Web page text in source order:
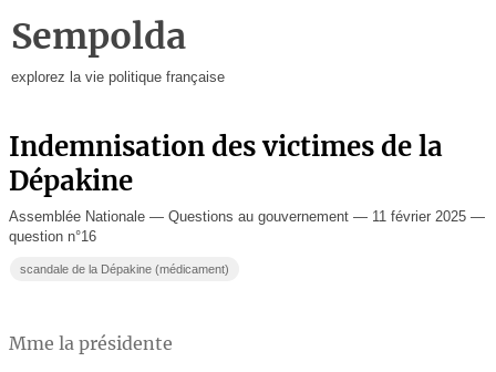
Sempolda
explorez la vie politique française
Indemnisation des victimes de la
Dépakine
Assemblée Nationale — Questions au gouvernement — 11 février 2025 —
question n°16
scandale de la Dépakine (médicament)
Mme la présidente